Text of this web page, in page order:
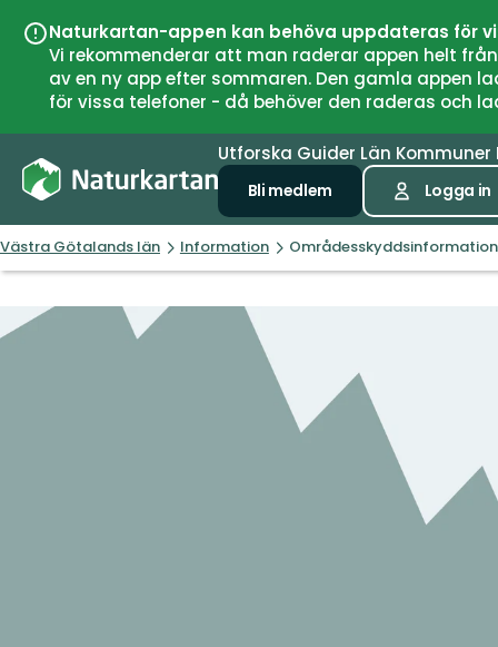
Naturkartan-appen kan behöva uppdateras för
Vi rekommenderar att man raderar appen helt
av en ny app efter sommaren. Den gamla
för vissa telefoner - då behöver den raderas och
Utforska Guider Län Kommuner
Bli medlem Logga in
Västra Götalands län Information